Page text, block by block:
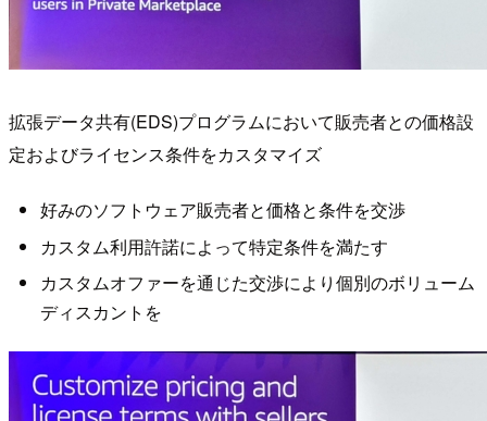
拡張データ共有(EDS)プログラムにおいて販売者との価格設
定およびライセンス条件をカスタマイズ
好みのソフトウェア販売者と価格と条件を交渉
カスタム利用許諾によって特定条件を満たす
カスタムオファーを通じた交渉により個別のボリューム
ディスカントを